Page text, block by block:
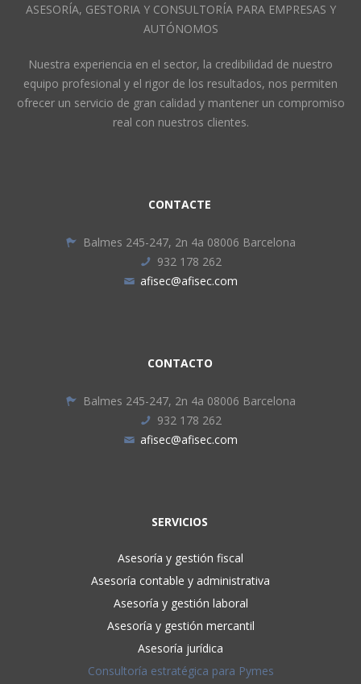
ASESORÍA, GESTORIA Y CONSULTORÍA PARA EMPRESAS Y
AUTÓNOMOS
Nuestra experiencia en el sector, la credibilidad de nuestro
equipo profesional y el rigor de los resultados, nos permiten
ofrecer un servicio de gran calidad y mantener un compromiso
real con nuestros clientes.
CONTACTE
Balmes 245-247, 2n 4a 08006 Barcelona
932 178 262
afisec@afisec.com
CONTACTO
Balmes 245-247, 2n 4a 08006 Barcelona
932 178 262
afisec@afisec.com
SERVICIOS
Asesoría y gestión fiscal
Asesoría contable y administrativa
Asesoría y gestión laboral
Asesoría y gestión mercantil
Asesoría jurídica
Consultoría estratégica para Pymes